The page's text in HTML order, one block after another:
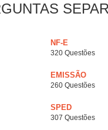
NF-E
320 Questões
EMISSÃO
260 Questões
SPED
307 Questões